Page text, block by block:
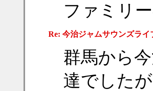
ファミリ
Re: 今治ジャムサウンズライ
群馬から
達でした